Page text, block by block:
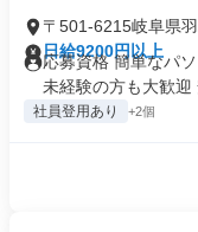
〒501-6215岐阜県
日給9200円以上
応募資格 簡単なパ
未経験の方も大歓迎
社員登用あり +2個